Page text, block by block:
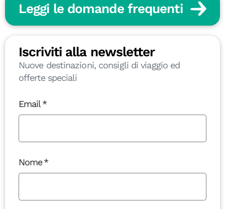
Leggi le domande frequenti
Iscriviti alla newsletter
Nuove destinazioni, consigli di viaggio ed
offerte speciali
Email
Nome